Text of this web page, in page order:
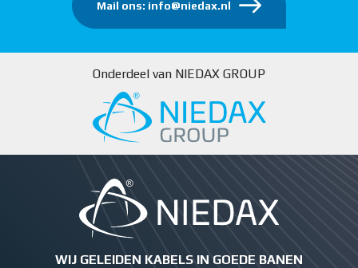
Mail ons: info@niedax.nl
Onderdeel van NIEDAX GROUP
WIJ GELEIDEN KABELS IN GOEDE BANEN